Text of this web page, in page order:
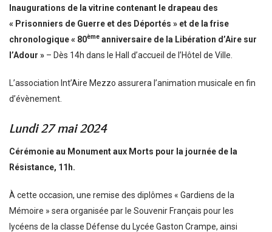
Inaugurations de la vitrine contenant le drapeau des
« Prisonniers de Guerre et des Déportés » et de la frise
chronologique « 80ème anniversaire de la Libération d’Aire sur
l’Adour » – Dès 14h dans le Hall d’accueil de l’Hôtel de Ville.
L’association Int’Aire Mezzo assurera l’animation musicale en fin
d’évènement.
Lundi 27 mai 2024
Cérémonie au Monument aux Morts pour la journée de la
Résistance, 11h.
À cette occasion, une remise des diplômes « Gardiens de la
Mémoire » sera organisée par le Souvenir Français pour les
lycéens de la classe Défense du Lycée Gaston Crampe, ainsi